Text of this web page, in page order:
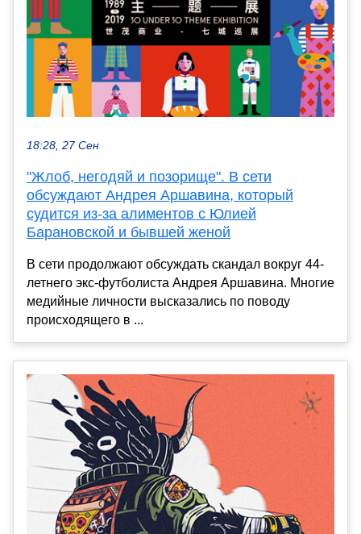
18:28, 27 Сен
"Жлоб, негодяй и позорище". В сети
обсуждают Андрея Аршавина, который
судится из-за алиментов с Юлией
Барановской и бывшей женой
В сети продолжают обсуждать скандал вокруг 44-
летнего экс-футболиста Андрея Аршавина. Многие
медийные личности высказались по поводу
происходящего в ...